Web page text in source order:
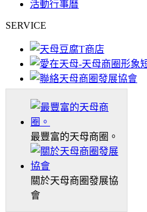
活動行事曆
SERVICE
最豐富的天母商圈。
關於天母商圈發展協
會